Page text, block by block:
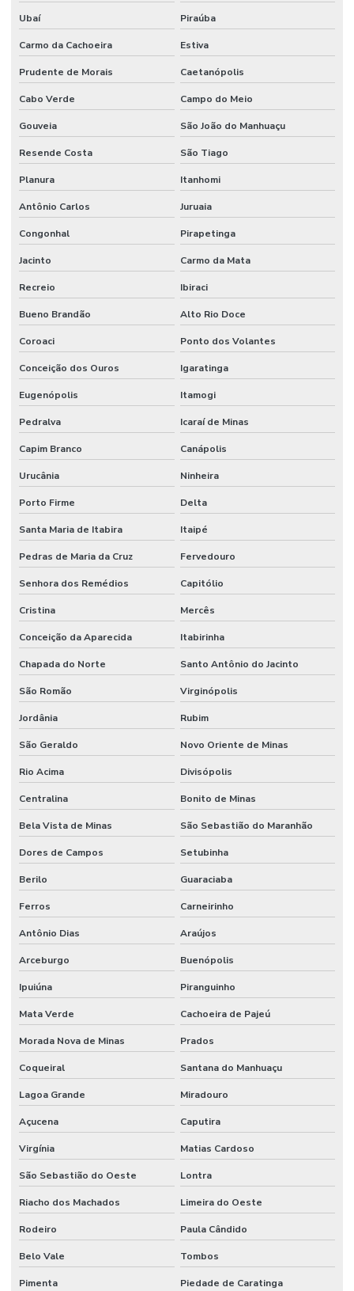
Ubaí Piraúba
Carmo da Cachoeira Estiva
Prudente de Morais Caetanópolis
Cabo Verde Campo do Meio
Gouveia São João do Manhuaçu
Resende Costa São Tiago
Planura Itanhomi
Antônio Carlos Juruaia
Congonhal Pirapetinga
Jacinto Carmo da Mata
Recreio Ibiraci
Bueno Brandão Alto Rio Doce
Coroaci Ponto dos Volantes
Conceição dos Ouros Igaratinga
Eugenópolis Itamogi
Pedralva Icaraí de Minas
Capim Branco Canápolis
Urucânia Ninheira
Porto Firme Delta
Santa Maria de Itabira Itaipé
Pedras de Maria da Cruz Fervedouro
Senhora dos Remédios Capitólio
Cristina Mercês
Conceição da Aparecida Itabirinha
Chapada do Norte Santo Antônio do Jacinto
São Romão Virginópolis
Jordânia Rubim
São Geraldo Novo Oriente de Minas
Rio Acima Divisópolis
Centralina Bonito de Minas
Bela Vista de Minas São Sebastião do Maranhão
Dores de Campos Setubinha
Berilo Guaraciaba
Ferros Carneirinho
Antônio Dias Araújos
Arceburgo Buenópolis
Ipuiúna Piranguinho
Mata Verde Cachoeira de Pajeú
Morada Nova de Minas Prados
Coqueiral Santana do Manhuaçu
Lagoa Grande Miradouro
Açucena Caputira
Virgínia Matias Cardoso
São Sebastião do Oeste Lontra
Riacho dos Machados Limeira do Oeste
Rodeiro Paula Cândido
Belo Vale Tombos
Pimenta Piedade de Caratinga